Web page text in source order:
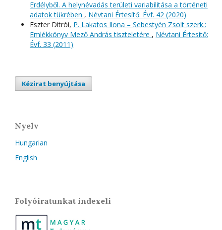
Erdélyből. A helynévadás területi variabilitása a történeti
adatok tükrében , Névtani Értesítő: Évf. 42 (2020)
Eszter Ditrói, P. Lakatos Ilona – Sebestyén Zsolt szerk.:
Emlékkönyv Mező András tiszteletére , Névtani Értesítő:
Évf. 33 (2011)
Kézirat benyújtása
Nyelv
Hungarian
English
Folyóiratunkat indexeli